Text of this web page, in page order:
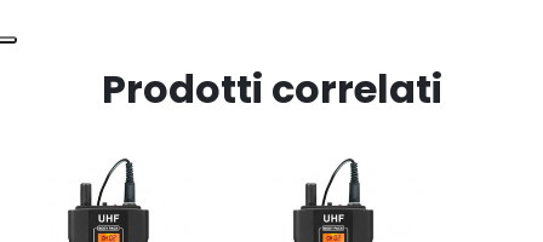
Prodotti correlati